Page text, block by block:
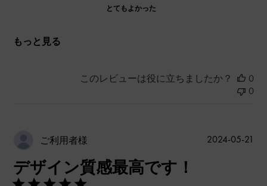
とてもよかった
もっと見る
このレビューは役に立ちましたか？
0
0
ご利用者様
デザイン質感最高です！
2024-05-21